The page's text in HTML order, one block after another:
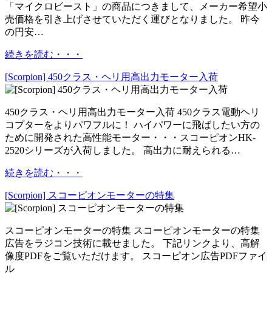
「マイクロビースト」の商品につきまして、メーカー希望小
売価格を引き上げさせていただく運びとなりました。 昨今
の円安…
続きを読む・・・
[Scorpion] 450クラス・ヘリ用高出力モーター入荷
450クラス・ヘリ用高出力モーター入荷 450クラス電動ヘリ
コプターをよりパワフルに！ ハイパワーに飛ばしたい方の
ために開発された高性能モーター・・・スコーピオンHK-
2520シリーズが入荷しました。 高出力に耐えられる…
続きを読む・・・
[Scorpion] スコーピオンモーターの特集
スコーピオンモーターの特集 スコーピオンモーターの特集
広告をラジコン技術に載せました。 下記リンクより、高解
像度PDFをご覧いただけます。 スコーピオン広告PDFファイ
ル